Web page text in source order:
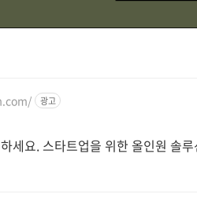
광고
세요. 스타트업을 위한 올인원 솔